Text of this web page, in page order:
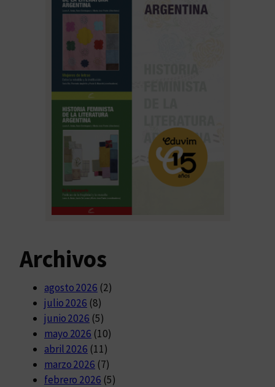
Archivos
agosto 2026 (2)
julio 2026 (8)
junio 2026 (5)
mayo 2026 (10)
abril 2026 (11)
marzo 2026 (7)
febrero 2026 (5)